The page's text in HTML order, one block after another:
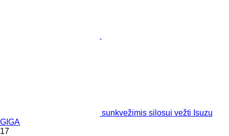
sunkvežimis silosui vežti Isuzu
GIGA
17